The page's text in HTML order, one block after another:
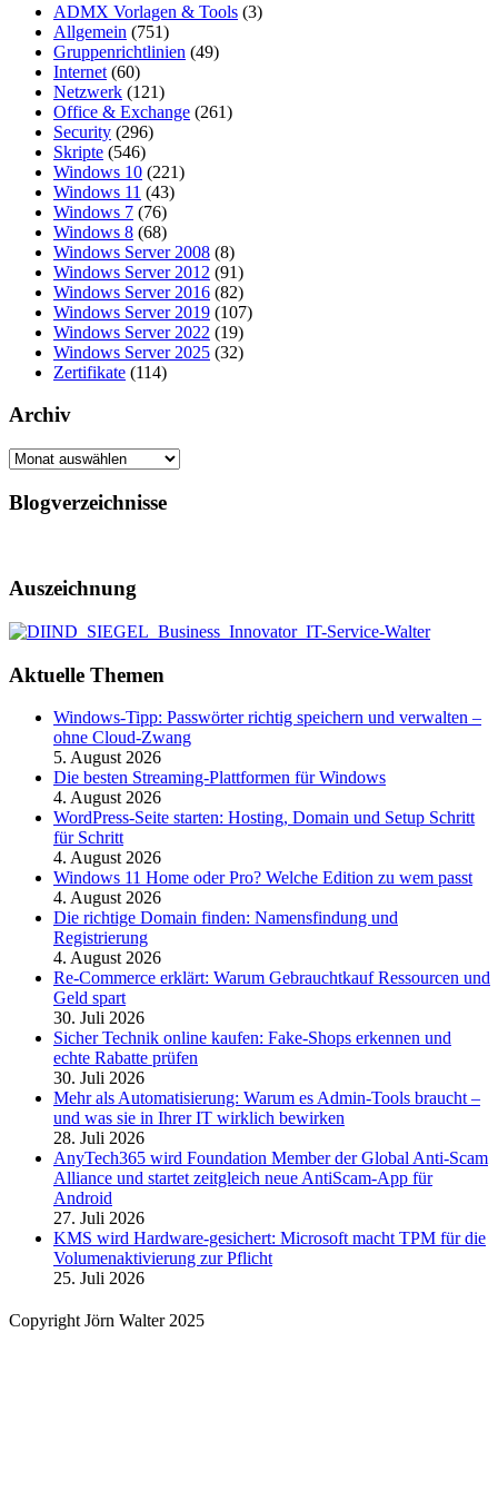
ADMX Vorlagen & Tools (3)
Allgemein (751)
Gruppenrichtlinien (49)
Internet (60)
Netzwerk (121)
Office & Exchange (261)
Security (296)
Skripte (546)
Windows 10 (221)
Windows 11 (43)
Windows 7 (76)
Windows 8 (68)
Windows Server 2008 (8)
Windows Server 2012 (91)
Windows Server 2016 (82)
Windows Server 2019 (107)
Windows Server 2022 (19)
Windows Server 2025 (32)
Zertifikate (114)
Archiv
Archiv
Blogverzeichnisse
Auszeichnung
Aktuelle Themen
Windows-Tipp: Passwörter richtig speichern und verwalten –
ohne Cloud-Zwang
5. August 2026
Die besten Streaming-Plattformen für Windows
4. August 2026
WordPress-Seite starten: Hosting, Domain und Setup Schritt
für Schritt
4. August 2026
Windows 11 Home oder Pro? Welche Edition zu wem passt
4. August 2026
Die richtige Domain finden: Namensfindung und
Registrierung
4. August 2026
Re-Commerce erklärt: Warum Gebrauchtkauf Ressourcen und
Geld spart
30. Juli 2026
Sicher Technik online kaufen: Fake-Shops erkennen und
echte Rabatte prüfen
30. Juli 2026
Mehr als Automatisierung: Warum es Admin-Tools braucht –
und was sie in Ihrer IT wirklich bewirken
28. Juli 2026
AnyTech365 wird Foundation Member der Global Anti-Scam
Alliance und startet zeitgleich neue AntiScam-App für
Android
27. Juli 2026
KMS wird Hardware-gesichert: Microsoft macht TPM für die
Volumenaktivierung zur Pflicht
25. Juli 2026
Copyright Jörn Walter 2025